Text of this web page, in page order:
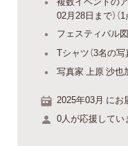
02月28日まで）（1
フェスティバル図
Tシャツ（3名の
写真家 上原 沙也
2025年03月 にお
0人が応援してい